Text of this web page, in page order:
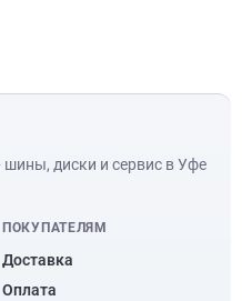
диски и сервис в Уфе
ПОКУПАТЕЛЯМ
Доставка
Оплата